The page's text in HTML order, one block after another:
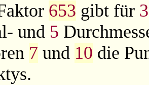
653 gibt für 3
und 5
7 und 10 die